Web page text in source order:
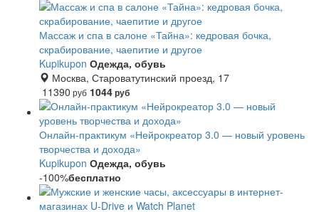
Массаж и спа в салоне «Тайна»: кедровая бочка,
скрабирование, чаепитие и другое
Kupikupon Одежда, обувь
Москва, Староватутинский проезд, 17
11390 руб 1044руб
Онлайн-практикум «Нейрокреатор 3.0 — новый уровень
творчества и дохода»
Kupikupon Одежда, обувь
-100%бесплатно